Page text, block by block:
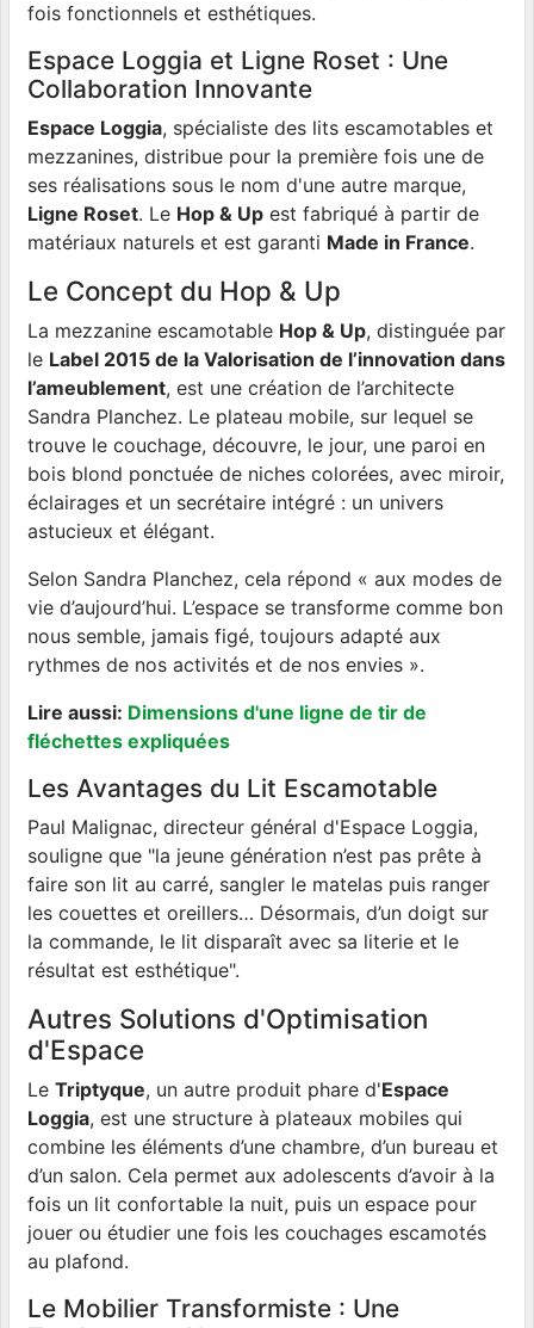
fois fonctionnels et esthétiques.
Espace Loggia et Ligne Roset : Une
Collaboration Innovante
Espace Loggia, spécialiste des lits escamotables et
mezzanines, distribue pour la première fois une de
ses réalisations sous le nom d'une autre marque,
Ligne Roset. Le Hop & Up est fabriqué à partir de
matériaux naturels et est garanti Made in France.
Le Concept du Hop & Up
La mezzanine escamotable Hop & Up, distinguée par
le Label 2015 de la Valorisation de l’innovation dans
l’ameublement, est une création de l’architecte
Sandra Planchez. Le plateau mobile, sur lequel se
trouve le couchage, découvre, le jour, une paroi en
bois blond ponctuée de niches colorées, avec miroir,
éclairages et un secrétaire intégré : un univers
astucieux et élégant.
Selon Sandra Planchez, cela répond « aux modes de
vie d’aujourd’hui. L’espace se transforme comme bon
nous semble, jamais figé, toujours adapté aux
rythmes de nos activités et de nos envies ».
Lire aussi: Dimensions d'une ligne de tir de
fléchettes expliquées
Les Avantages du Lit Escamotable
Paul Malignac, directeur général d'Espace Loggia,
souligne que "la jeune génération n’est pas prête à
faire son lit au carré, sangler le matelas puis ranger
les couettes et oreillers… Désormais, d’un doigt sur
la commande, le lit disparaît avec sa literie et le
résultat est esthétique".
Autres Solutions d'Optimisation
d'Espace
Le Triptyque, un autre produit phare d'Espace
Loggia, est une structure à plateaux mobiles qui
combine les éléments d’une chambre, d’un bureau et
d’un salon. Cela permet aux adolescents d’avoir à la
fois un lit confortable la nuit, puis un espace pour
jouer ou étudier une fois les couchages escamotés
au plafond.
Le Mobilier Transformiste : Une